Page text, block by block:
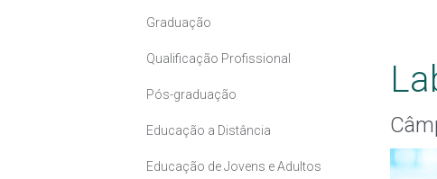
Graduação
Qualificação Profissional
Pós-graduação
Educação a Distância
Educação de Jovens e Adultos